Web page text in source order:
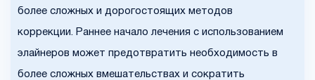
более сложных и дорогостоящих методов
коррекции. Раннее начало лечения с использованием
элайнеров может предотвратить необходимость в
более сложных вмешательствах и сократить